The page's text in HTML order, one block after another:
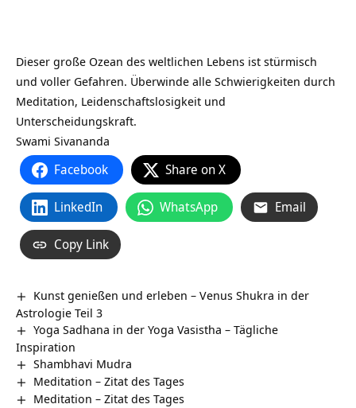
Dieser große Ozean des weltlichen Lebens ist stürmisch
und voller Gefahren. Überwinde alle Schwierigkeiten durch
Meditation, Leidenschaftslosigkeit und
Unterscheidungskraft.
Swami Sivananda
Facebook Share on X
LinkedIn WhatsApp Email
Copy Link
Kunst genießen und erleben – Venus Shukra in der
Astrologie Teil 3
Yoga Sadhana in der Yoga Vasistha – Tägliche
Inspiration
Shambhavi Mudra
Meditation – Zitat des Tages
Meditation – Zitat des Tages